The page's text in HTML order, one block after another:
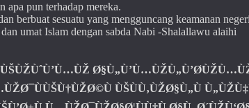
apa pun terhadap mereka.
berbuat sesuatu yang mengguncang keamanan
umat Islam dengan sabda Nabi -Shalallawu alaihi
ÙŠÙŽÙˆÙ’Ù…ÙŽ
ÙŠÙÙ‚ÙŽØ§Ù„Ù